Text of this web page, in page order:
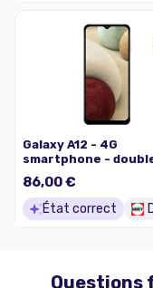
Galaxy A12 - 4G
smartphone -
RAM 4 Go / Mémoire
interne 64 Go -
slot - Ecran LCD -
1600 x 720 pixels -
86,00 €
État correct
Questions